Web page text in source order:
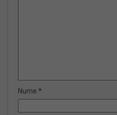
Nume *